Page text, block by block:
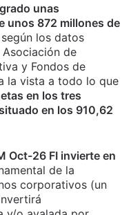
unas
unos 872 millones de
según los datos
de
y Fondos de
la vista a todo lo que
en los tres
en los 910,62
Oct-26 FI invierte en
de la
corporativos (un